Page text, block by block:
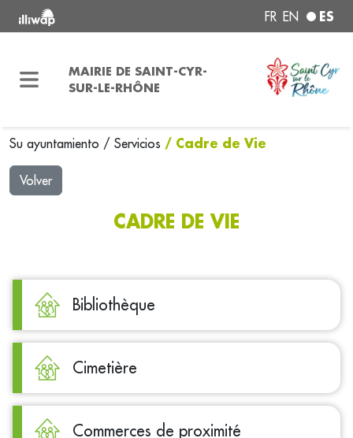
FR EN ES
MAIRIE DE SAINT-CYR-
SUR-LE-RHÔNE
Su ayuntamiento / Servicios / Cadre de Vie
Volver
CADRE DE VIE
Bibliothèque
Cimetière
Commerces de proximité